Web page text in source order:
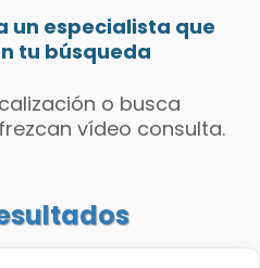
un especialista que
tu búsqueda
o busca
vídeo consulta.